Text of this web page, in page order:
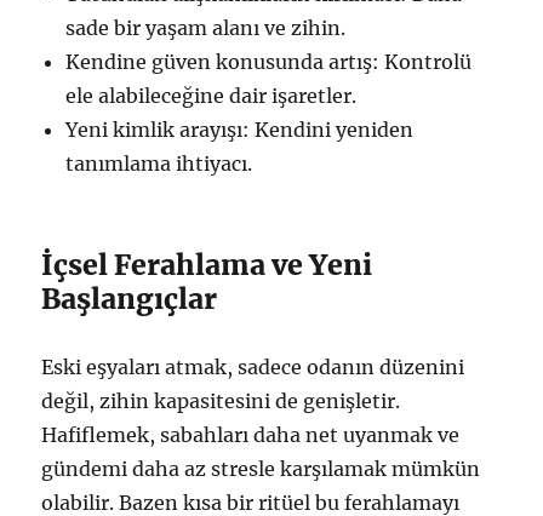
sade bir yaşam alanı ve zihin.
Kendine güven konusunda artış: Kontrolü
ele alabileceğine dair işaretler.
Yeni kimlik arayışı: Kendini yeniden
tanımlama ihtiyacı.
İçsel Ferahlama ve Yeni
Başlangıçlar
Eski eşyaları atmak, sadece odanın düzenini
değil, zihin kapasitesini de genişletir.
Hafiflemek, sabahları daha net uyanmak ve
gündemi daha az stresle karşılamak mümkün
olabilir. Bazen kısa bir ritüel bu ferahlamayı